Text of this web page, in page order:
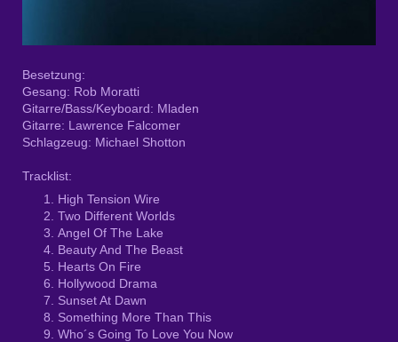
Besetzung:
Gesang: Rob Moratti
Gitarre/Bass/Keyboard: Mladen
Gitarre: Lawrence Falcomer
Schlagzeug: Michael Shotton
Tracklist:
High Tension Wire
Two Different Worlds
Angel Of The Lake
Beauty And The Beast
Hearts On Fire
Hollywood Drama
Sunset At Dawn
Something More Than This
Who´s Going To Love You Now